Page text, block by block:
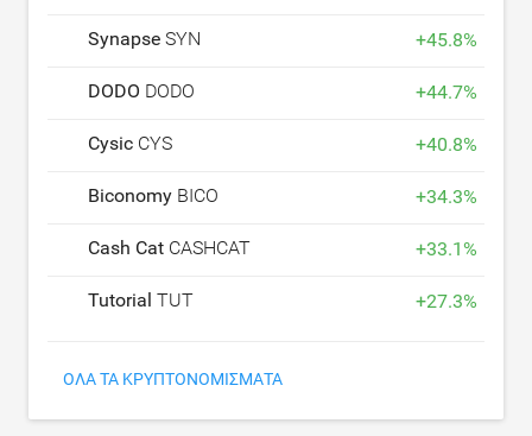
Synapse SYN +45.8%
DODO DODO +44.7%
Cysic CYS +40.8%
Biconomy BICO +34.3%
Cash Cat CASHCAT +33.1%
Tutorial TUT +27.3%
ΌΛΑ ΤΑ ΚΡΥΠΤΟΝΟΜΊΣΜΑΤΑ